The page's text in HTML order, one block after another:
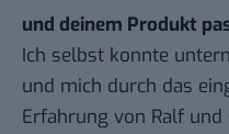
und deinem Produkt
Ich selbst konnte
und mich durch das
Erfahrung von Ralf und